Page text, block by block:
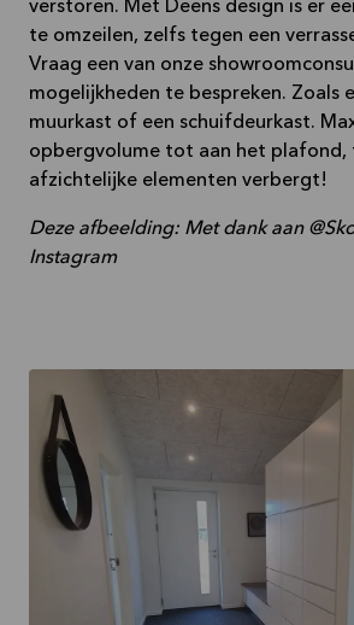
verstoren. Met Deens design is er
te omzeilen, zelfs tegen een
Vraag een van onze
mogelijkheden te bespreken. Zoals
muurkast of een schuifdeurkast.
opbergvolume tot aan het plafond,
afzichtelijke elementen verbergt!
Deze afbeelding: Met dank aan
Instagram